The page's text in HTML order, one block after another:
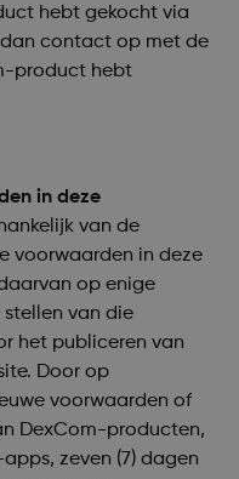
hebt gekocht via
contact op met de
product hebt
in deze
van de
voorwaarden in deze
op enige
van die
het publiceren van
Door op
voorwaarden of
DexCom-producten,
zeven (7) dagen